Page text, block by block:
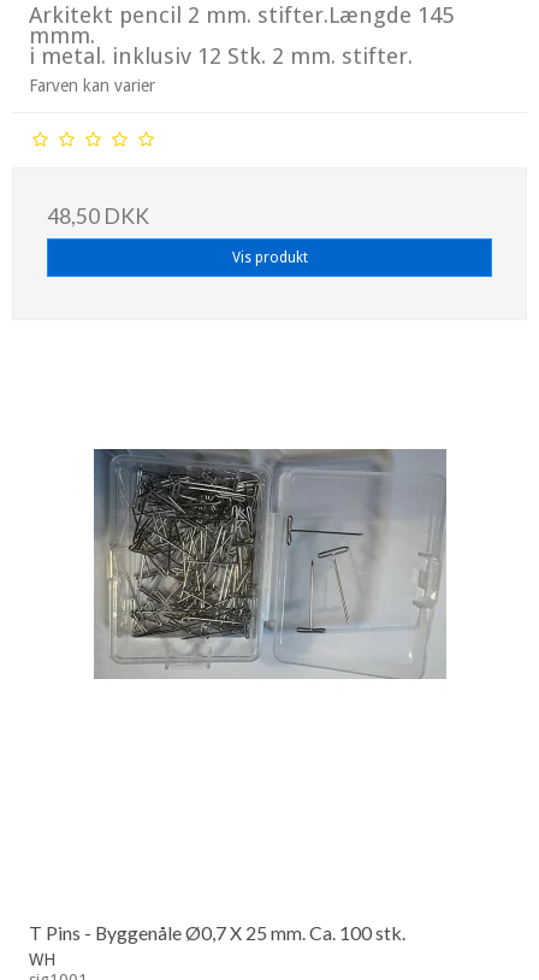
Arkitekt pencil 2 mm. stifter.Længde 145
mmm.
i metal. inklusiv 12 Stk. 2 mm. stifter.
Farven kan varier
48,50 DKK
Vis produkt
T Pins - Byggenåle Ø0,7 X 25 mm. Ca. 100 stk.
WH